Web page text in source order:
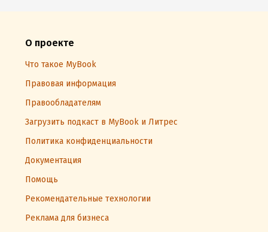
О проекте
Что такое MyBook
Правовая информация
Правообладателям
Загрузить подкаст в MyBook и Литрес
Политика конфиденциальности
Документация
Помощь
Рекомендательные технологии
Реклама для бизнеса